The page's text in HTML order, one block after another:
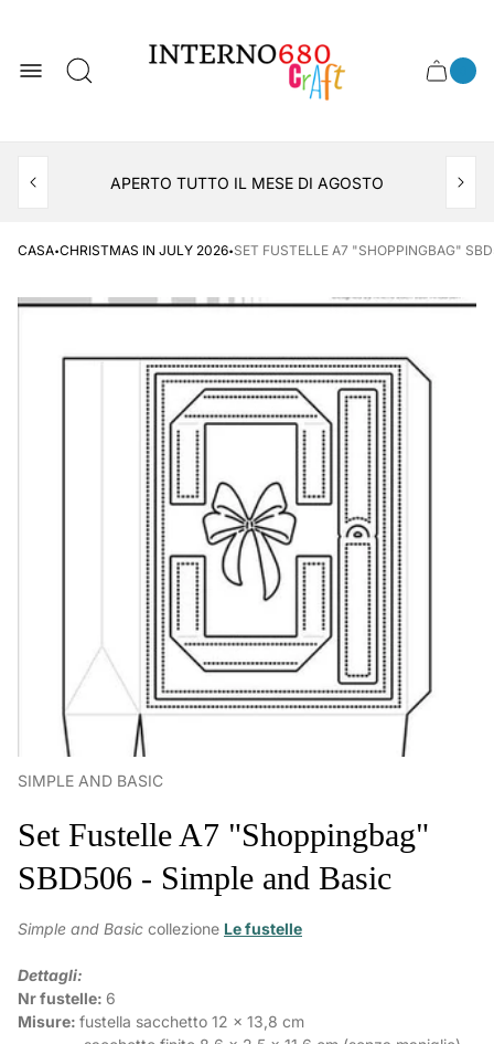
del
negozio
Cassetto
APERTO TUTTO IL MESE DI AGOSTO
CASA·CHRISTMAS IN JULY 2026·SET FUSTELLE A7 "SHOPPINGBAG"
SIMPLE AND BASIC
Set Fustelle A7 "Shoppingbag"
SBD506 - Simple and Basic
Simple and Basic collezione Le fustelle
Dettagli:
Nr fustelle: 6
Misure: fustella sacchetto 12 x 13,8 cm